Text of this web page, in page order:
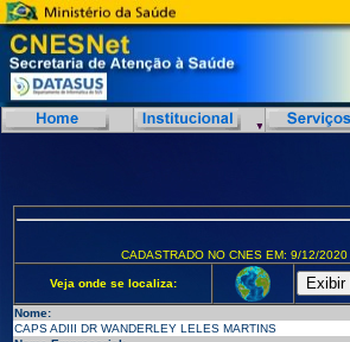
CADASTRADO NO CNES EM: 9/12/2020
Veja onde se localiza:
Nome:
CAPS ADIII DR WANDERLEY LELES MARTINS